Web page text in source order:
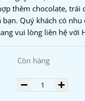
thêm chocolate,
Quý khách có
vui lòng liên hệ với
Còn hàng